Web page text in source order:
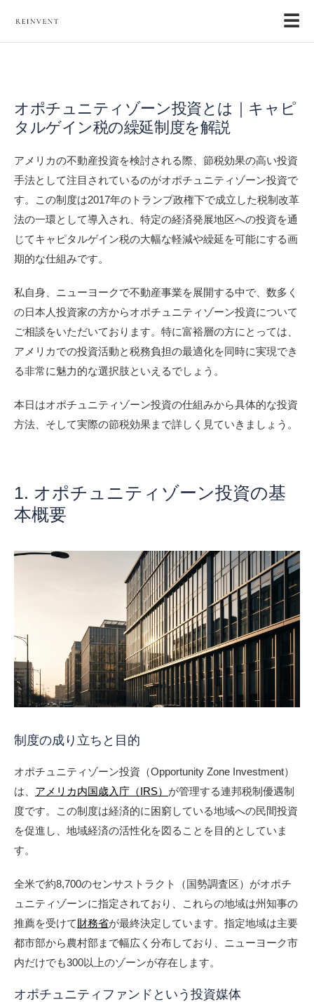
☰
オポチュニティゾーン投資とは｜キャピ
タルゲイン税の繰延制度を解説
アメリカの不動産投資を検討される際、節税効果の高い投資
手法として注目されているのがオポチュニティゾーン投資で
す。この制度は2017年のトランプ政権下で成立した税制改革
法の一環として導入され、特定の経済発展地区への投資を通
じてキャピタルゲイン税の大幅な軽減や繰延を可能にする画
期的な仕組みです。
私自身、ニューヨークで不動産事業を展開する中で、数多く
の日本人投資家の方からオポチュニティゾーン投資について
ご相談をいただいております。特に富裕層の方にとっては、
アメリカでの投資活動と税務負担の最適化を同時に実現でき
る非常に魅力的な選択肢といえるでしょう。
本日はオポチュニティゾーン投資の仕組みから具体的な投資
方法、そして実際の節税効果まで詳しく見ていきましょう。
1. オポチュニティゾーン投資の基
本概要
制度の成り立ちと目的
オポチュニティゾーン投資（Opportunity Zone Investment）
は、 アメリカ内国歳入庁（IRS） が管理する連邦税制優遇制
度です。この制度は経済的に困窮している地域への民間投資
を促進し、地域経済の活性化を図ることを目的としていま
す。
全米で約8,700のセンサストラクト（国勢調査区）がオポチ
ュニティゾーンに指定されており、これらの地域は州知事の
推薦を受けて財務省が最終決定しています。指定地域は主要
都市部から農村部まで幅広く分布しており、ニューヨーク市
内だけでも300以上のゾーンが存在します。
オポチュニティファンドという投資媒体